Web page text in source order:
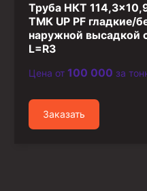
Труба НКТ
ТМК UP PF гладкие/
наружной высадкой
L=R3
Цена от 100 000 за
Заказать